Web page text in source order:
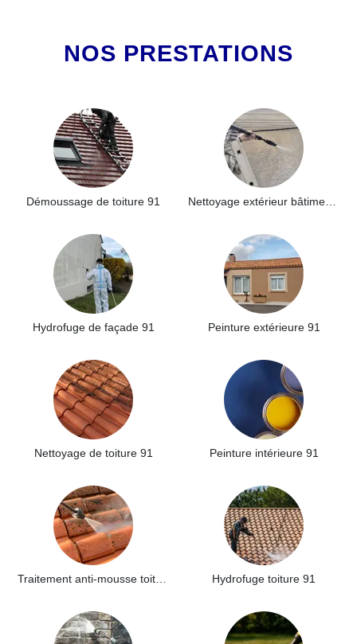
NOS PRESTATIONS
Démoussage de toiture 91
Hydrofuge de façade 91 Peinture extérieure 91
Nettoyage de toiture 91 Peinture intérieure 91
Hydrofuge toiture 91